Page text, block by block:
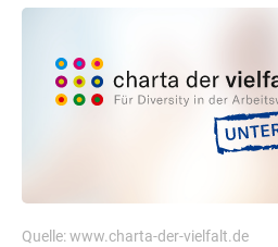
Quelle: www.charta-der-vielfalt.de